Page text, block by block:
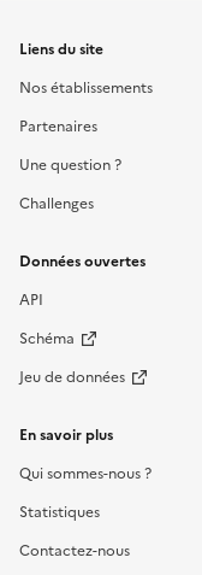
Liens du site
Nos établissements
Partenaires
Une question ?
Challenges
Données ouvertes
API
Schéma
Jeu de données
En savoir plus
Qui sommes-nous ?
Statistiques
Contactez-nous